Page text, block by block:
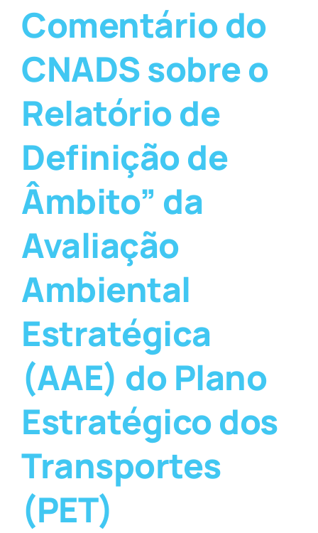
Comentário do
CNADS sobre o
Relatório de
Definição de
Âmbito” da
Avaliação
Ambiental
Estratégica
(AAE) do Plano
Estratégico dos
Transportes
(PET)